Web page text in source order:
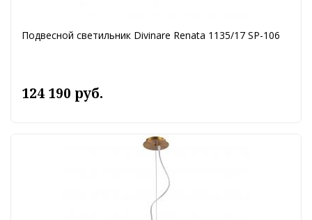
Подвесной светильник Divinare Renata 1135/17 SP-106
124 190 руб.